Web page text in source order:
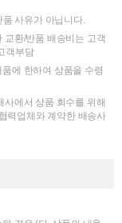
사유가 아닙니다.
교환/반품 배송비는 고객
객부담
에 한하여 상품을 수령
사에서 상품 회수를 위해
력업체와 계약한 배송사